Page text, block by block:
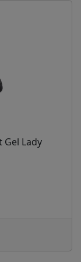
Gel Lady